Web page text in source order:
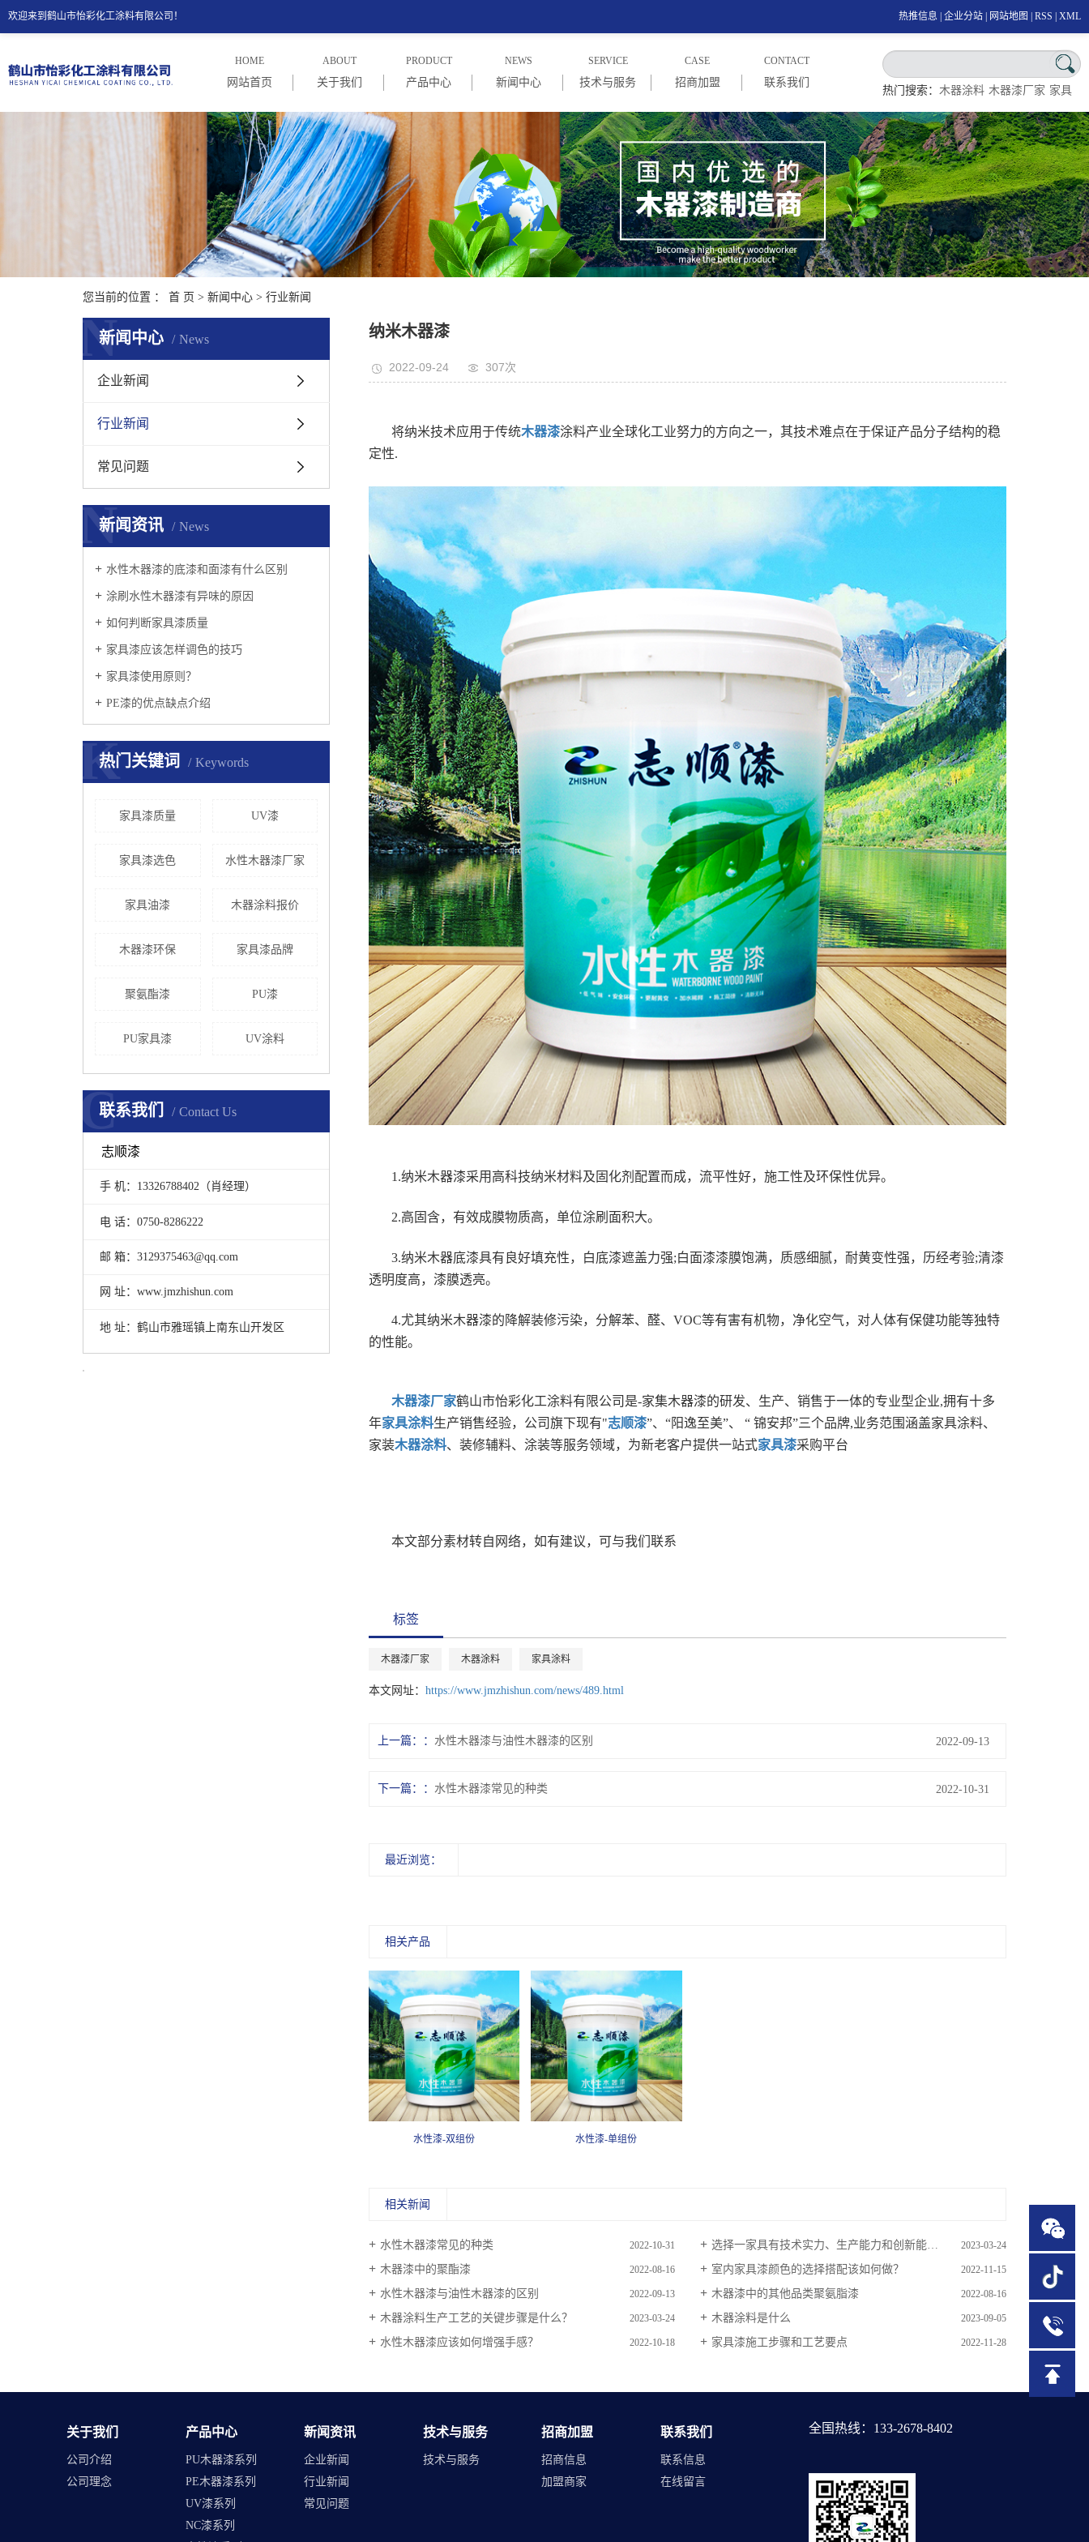
欢迎来到鹤山市怡彩化工涂料有限公司！ 热推信息 企业分站 网站地图 RSS XML
HOME
网站首页
ABOUT
关于我们
公司介绍
公司理念
PRODUCT
产品中心
PU木器漆系列
PE木器漆系列
UV漆系列
NC漆系列
水性漆系列
NEWS
新闻中心
企业新闻
行业新闻
常见问题
SERVICE
技术与服务
技术与服务
CASE
招商加盟
招商信息
加盟商家
CONTACT
联系我们
热门搜索：木器涂料 木器漆厂家 家具
漆厂家
您当前的位置 ： 首 页 > 新闻中心 > 行业新闻
新闻中心 News
N
企业新闻
行业新闻
常见问题
新闻资讯 News
N
水性木器漆的底漆和面漆有什么区别
涂刷水性木器漆有异味的原因
如何判断家具漆质量
家具漆应该怎样调色的技巧
家具漆使用原则？
PE漆的优点缺点介绍
热门关键词 Keywords
K
家具漆质量 UV漆
家具漆选色 水性木器漆厂家
家具油漆 木器涂料报价
木器漆环保 家具漆品牌
聚氨酯漆 PU漆
PU家具漆 UV涂料
联系我们 Contact Us
C
志顺漆
手 机：13326788402（肖经理）
电 话：0750-8286222
邮 箱：3129375463@qq.com
网 址：www.jmzhishun.com
地 址：鹤山市雅瑶镇上南东山开发区
纳米木器漆
2022-09-24 307次
将纳米技术应用于传统木器漆涂料产业全球化工业努力的方向之一，其技术难点在于保证产品分子结构的稳
定性.
1.纳米木器漆采用高科技纳米材料及固化剂配置而成，流平性好，施工性及环保性优异。
2.高固含，有效成膜物质高，单位涂刷面积大。
3.纳米木器底漆具有良好填充性，白底漆遮盖力强;白面漆漆膜饱满，质感细腻，耐黄变性强，历经考验;清漆
透明度高，漆膜透亮。
4.尤其纳米木器漆的降解装修污染，分解苯、醛、VOC等有害有机物，净化空气，对人体有保健功能等独特
的性能。
木器漆厂家鹤山市怡彩化工涂料有限公司是-家集木器漆的研发、生产、销售于一体的专业型企业,拥有十多
年家具涂料生产销售经验，公司旗下现有"志顺漆”、“阳逸至美”、 “ 锦安邦”三个品牌,业务范围涵盖家具涂料、
家装木器涂料、装修辅料、涂装等服务领域，为新老客户提供一站式家具漆采购平台
本文部分素材转自网络，如有建议，可与我们联系
标签
木器漆厂家 木器涂料 家具涂料
本文网址： https://www.jmzhishun.com/news/489.html
上一篇： 水性木器漆与油性木器漆的区别 2022-09-13
下一篇： 水性木器漆常见的种类 2022-10-31
最近浏览：
相关产品
水性漆-双组份 水性漆-单组份
相关新闻
水性木器漆常见的种类 2022-10-31 选择一家具有技术实力、生产能力和创新能力的木器涂料生产厂家非常重要 2023-03-24
木器漆中的聚酯漆 2022-08-16 室内家具漆颜色的选择搭配该如何做？ 2022-11-15
水性木器漆与油性木器漆的区别 2022-09-13 木器漆中的其他品类聚氨脂漆 2022-08-16
木器涂料生产工艺的关键步骤是什么？ 2023-03-24 木器涂料是什么 2023-09-05
水性木器漆应该如何增强手感？ 2022-10-18 家具漆施工步骤和工艺要点 2022-11-28
关于我们
公司介绍
公司理念
产品中心
PU木器漆系列
PE木器漆系列
UV漆系列
NC漆系列
新闻资讯
企业新闻
行业新闻
常见问题
技术与服务
技术与服务
招商加盟
招商信息
加盟商家
联系我们
联系信息
在线留言
全国热线：133-2678-8402